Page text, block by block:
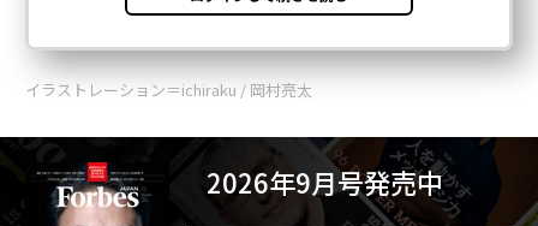
イラストレーション＝ichiraku / 岡村亮太
2026年9月号発売中